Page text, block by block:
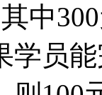
中
学员